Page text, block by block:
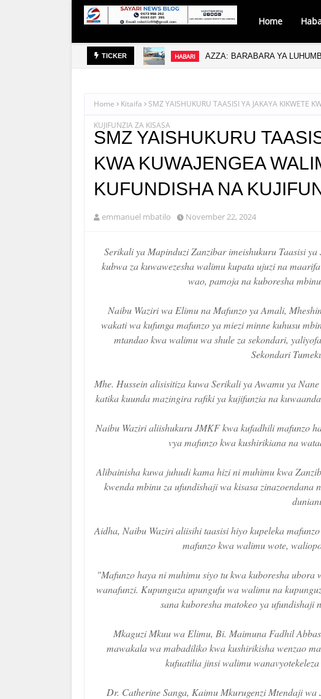
Home
TICKER HABARI AZZA: BARABARA YA
Home Kitaifa SMZ YAISHUKURU TAASISI YA JAKAYA KIKWETE
KUJIFUNZIA ZA KISASA
SMZ YAISHUKURU
KWA KUWAJENGEA
KUFUNDISHA NA
emmanuel mbatilo November 22, 2024
Serikali ya Mapinduzi Zanzibar imeishukuru Taasisi
kubwa za kuwawezesha walimu kupata ujuzi na
wao, pamoja na kuboresha
Naibu Waziri wa Elimu na Mafunzo ya Amali,
wakati wa kufunga mafunzo ya miezi minne kuhusu
mtandao kwa walimu wa shule za sekondari,
Sekondari
Mhe. Hussein alisisitiza kuwa Serikali ya Awamu ya
katika kuunda mazingira rafiki ya kujifunzia na
Naibu Waziri aliishukuru JMKF kwa kufadhili mafunzo
vya mafunzo kwa kushirikiana na
Alibainisha kuwa juhudi kama hizi ni muhimu kwa
kwenda mbinu za ufundishaji wa kisasa zinazoendana
Aidha, Naibu Waziri aliisihi taasisi hiyo kupeleka
mafunzo kwa walimu wote,
"Mafunzo haya ni muhimu siyo tu kwa kuboresha
wanafunzi. Kupunguza upungufu wa walimu na
sana kuboresha matokeo ya ufundishaji
Mkaguzi Mkuu wa Elimu, Bi. Maimuna Fadhil
mawakala wa mabadiliko kwa kushirikisha wenzao
kufuatilia jinsi walimu
Dr. Catherine Sanga, Kaimu Mkurugenzi Mtendaji